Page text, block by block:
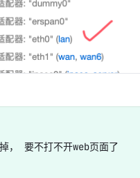
要不打不开web页面了